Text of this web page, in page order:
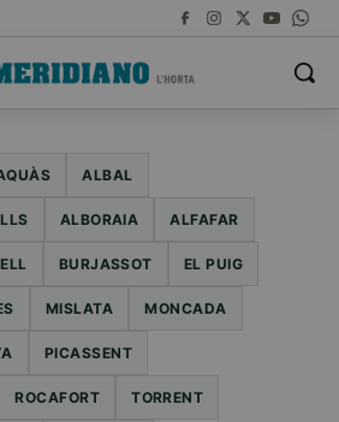
ALBAL
ALBORAIA ALFAFAR
BURJASSOT EL PUIG
MISLATA MONCADA
PICASSENT
ROCAFORT TORRENT